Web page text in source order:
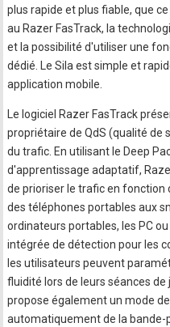
plus rapide et plus fiable, que
au Razer FasTrack, la
et la possibilité d'utiliser une
dédié. Le Sila est simple et
application mobile.
Le logiciel Razer FasTrack
propriétaire de QdS (qualité de
du trafic. En utilisant le Deep
d'apprentissage adaptatif,
de prioriser le trafic en fonction
des téléphones portables aux
ordinateurs portables, les PC
intégrée de détection pour les
les utilisateurs peuvent
fluidité lors de leurs séances
propose également un mode
automatiquement de la bande-